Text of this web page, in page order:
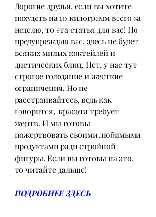
Дорогие друзья, если вы хотите
похудеть на 10 килограмм всего за
неделю, то эта статья для вас! Но
предупреждаю вас, здесь не будет
всяких милых коктейлей и
диетических блюд. Нет, у нас тут
строгое голодание и жесткие
ограничения. Но не
расстраивайтесь, ведь как
говорится, 'красота требует
жертв'. И мы готовы
пожертвовать своими любимыми
продуктами ради стройной
фигуры. Если вы готовы на это,
то читайте дальше!
ПОДРОБНЕЕ ЗДЕСЬ